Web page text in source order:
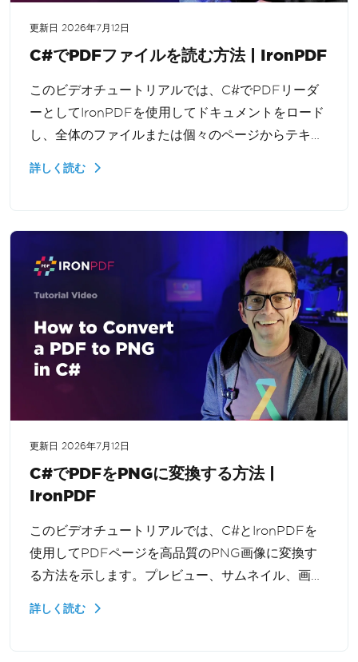
更新日 2026年7月12日
C#でPDFファイルを読む方法 | IronPDF
このビデオチュートリアルでは、C#でPDFリーダ
ーとしてIronPDFを使用してドキュメントをロード
し、全体のファイルまたは個々のページからテキス
詳しく読む
更新日 2026年7月12日
C#でPDFをPNGに変換する方法 |
IronPDF
このビデオチュートリアルでは、C#とIronPDFを
使用してPDFページを高品質のPNG画像に変換す
る方法を示します。プレビュー、サムネイル、画像
詳しく読む